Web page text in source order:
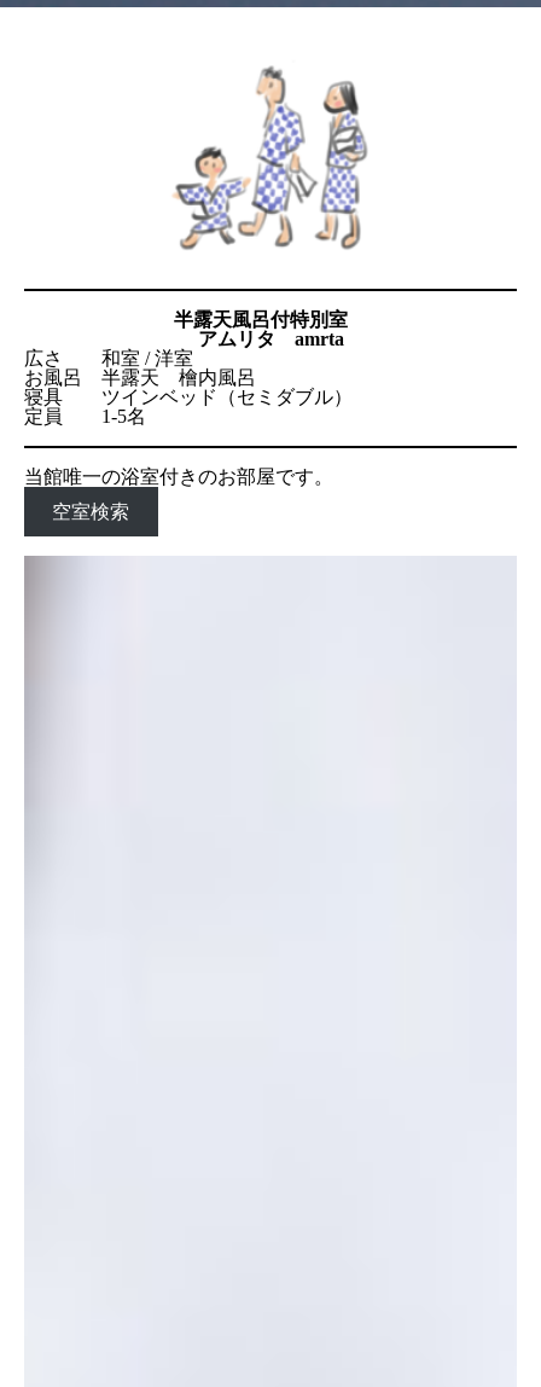
半露天風呂付特別室
アムリタ amrta
広さ 和室 / 洋室
お風呂 半露天 檜内風呂
寝具 ツインベッド（セミダブル）
定員 1-5名
当館唯一の浴室付きのお部屋です。
空室検索